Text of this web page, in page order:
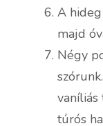
A
majd
Négy
túrós